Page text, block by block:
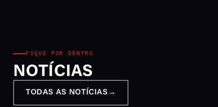
FIQUE POR DENTRO
NOTÍCIAS
TODAS AS NOTÍCIAS →